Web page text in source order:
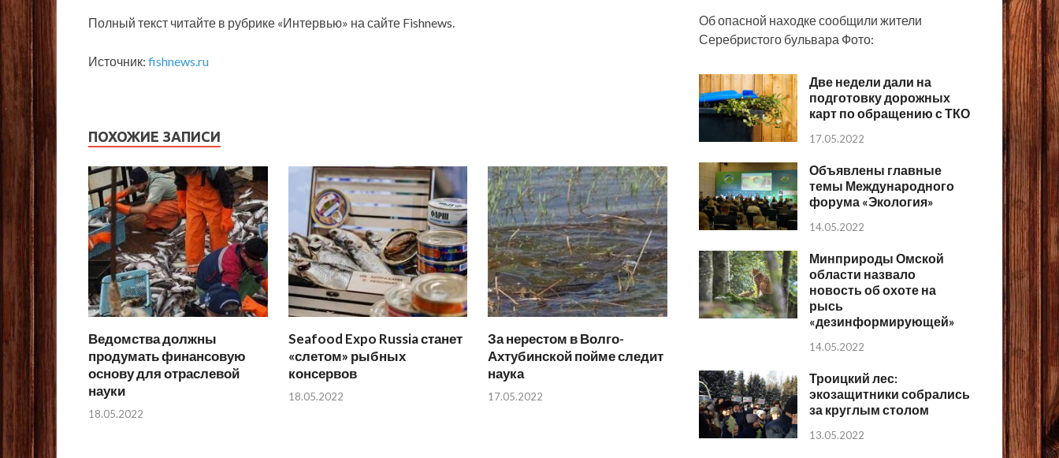
Полный текст читайте в рубрике «Интервью» на сайте Fishnews.
Источник: fishnews.ru
ПОХОЖИЕ ЗАПИСИ
Ведомства должны
продумать финансовую
основу для отраслевой
науки
18.05.2022
Seafood Expo Russia станет
«слетом» рыбных
консервов
18.05.2022
За нерестом в Волго-
Ахтубинской пойме следит
наука
17.05.2022
Об опасной находке сообщили жители
Серебристого бульвара Фото:
Две недели дали на
подготовку дорожных
карт по обращению с ТКО
17.05.2022
Объявлены главные
темы Международного
форума «Экология»
14.05.2022
Минприроды Омской
области назвало
новость об охоте на
рысь
«дезинформирующей»
14.05.2022
Троицкий лес:
экозащитники собрались
за круглым столом
13.05.2022